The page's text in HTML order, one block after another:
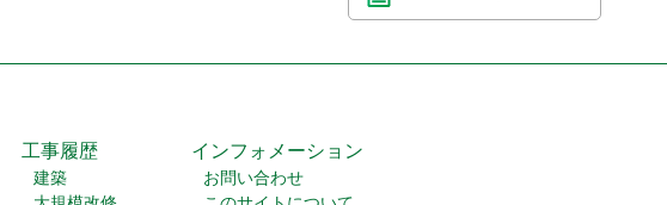
工事履歴
建築
インフォメーション
お問い合わせ